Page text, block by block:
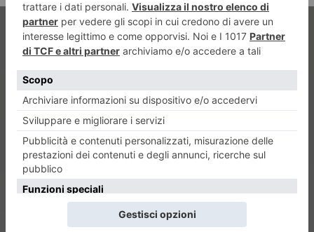
ARTICOLO PRECEDENTE
“Ritratti d’oro e d’argento”
Reliquiari medievali in mostra